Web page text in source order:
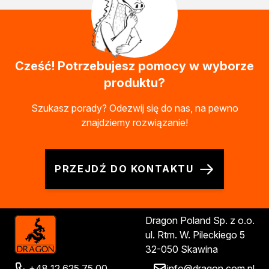
Impregnaty specjalistyczne
Impregnaty do drewna konstrukcyjnego
Grunty
Folie w płynie
Masy szpachlowe budowlane
Akryle
Impregnaty specjalistyczne
Impregnaty do drewna konstrukcyjnego
Impregnaty dekoracyjny do drewna
Projekty DIY
Lakiery dekoracyjne
Domowe porządki
Motoryzacja i reperacja
Artykuły sezonowe
Cześć! Potrzebujesz pomocy w wyborze
produktu?
Szukasz porady? Odezwij się do nas, na pewno
znajdziemy rozwiązanie!
PRZEJDŹ DO KONTAKTU
Dragon Poland Sp. z o.o.
ul. Rtm. W. Pileckiego 5
32-050 Skawina